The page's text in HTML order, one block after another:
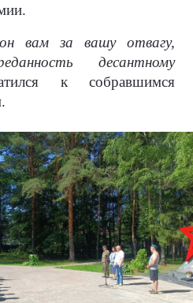
вам за вашу отвагу,
десантному
к собравшимся
.